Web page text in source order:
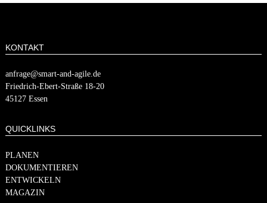
KONTAKT
anfrage@smart-and-agile.de
​​Friedrich-Ebert-Straße 18-20
45127 Essen
QUICKLINKS
PLANEN
DOKUMENTIEREN
ENTWICKELN
MAGAZIN